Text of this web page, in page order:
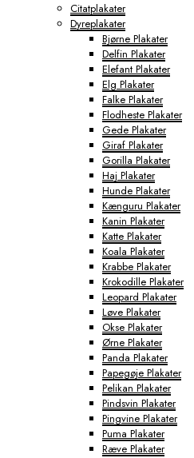
Citatplakater
Dyreplakater
Bjørne Plakater
Delfin Plakater
Elefant Plakater
Elg Plakater
Falke Plakater
Flodheste Plakater
Gede Plakater
Giraf Plakater
Gorilla Plakater
Haj Plakater
Hunde Plakater
Kænguru Plakater
Kanin Plakater
Katte Plakater
Koala Plakater
Krabbe Plakater
Krokodille Plakater
Leopard Plakater
Løve Plakater
Okse Plakater
Ørne Plakater
Panda Plakater
Papegøje Plakater
Pelikan Plakater
Pindsvin Plakater
Pingvine Plakater
Puma Plakater
Ræve Plakater